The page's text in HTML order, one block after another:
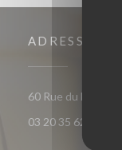
ADRESSE
60 Rue du
03 20 35 62 81